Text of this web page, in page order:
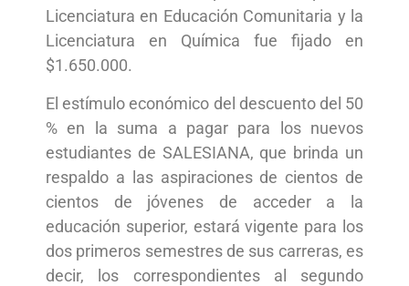
Licenciatura en Educación Comunitaria y la
Licenciatura en Química fue fijado en
$1.650.000.
El estímulo económico del descuento del 50
% en la suma a pagar para los nuevos
estudiantes de SALESIANA, que brinda un
respaldo a las aspiraciones de cientos de
cientos de jóvenes de acceder a la
educación superior, estará vigente para los
dos primeros semestres de sus carreras, es
decir, los correspondientes al segundo